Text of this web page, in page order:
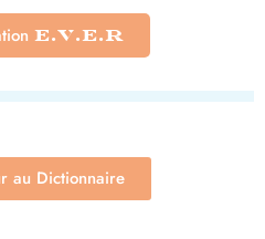
E.V.E.R
au Dictionnaire